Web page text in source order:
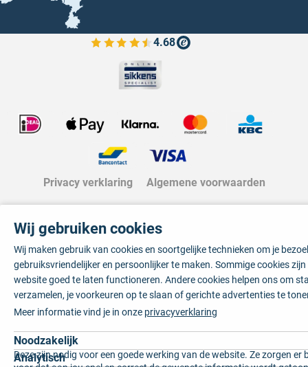
4.68
Bekijk de verfplaza beoordelingen
Privacy verklaring Algemene voorwaarden
Wij gebruiken cookies
Wij maken gebruik van cookies en soortgelijke technieken om je
gebruiksvriendelijker en persoonlijker te maken. Sommige cookies
website goed te laten functioneren. Andere cookies helpen ons om
verzamelen, je voorkeuren op te slaan of gerichte advertenties te
Meer informatie vind je in onze privacyverklaring
Noodzakelijk
Deze zijn nodig voor een goede werking van de website. Ze zorgen er
Analytisch